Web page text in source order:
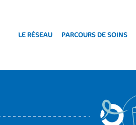
LE RÉSEAU PARCOURS DE SOINS